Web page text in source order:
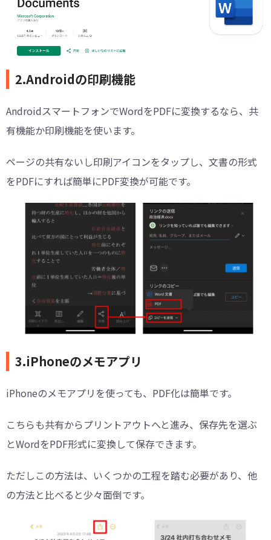
2.Androidの印刷機能
AndroidスマートフォンでWordをPDFに変換するなら、共
有機能か印刷機能を使います。
ページの共有ないし印刷アイコンをタップし、文書の形式
をPDFにすれば簡単にPDF変換が可能です。
3.iPhoneのメモアプリ
iPhoneのメモアプリを使っても、PDF化は簡単です。
こちらも共有からプリントアウトへと進み、保存先を選ぶ
とWordをPDF形式に変換して保存できます。
ただしこの方法は、いくつかの工程を踏む必要があり、他
の方法と比べると少々面倒です。